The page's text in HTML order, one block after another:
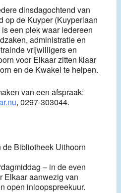
dinsdagochtend van
op de Kuyper (Kuyperlaan
een plek waar iedereen
administratie en
vrijwilligers en
voor Elkaar zitten klaar
en de Kwakel te helpen.
van een afspraak:
, 0297-303044.
Bibliotheek Uithoorn
– in de even
Elkaar aanwezig van
open inloopspreekuur.